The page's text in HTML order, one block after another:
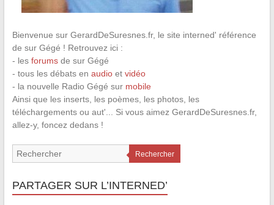
Bienvenue sur GerardDeSuresnes.fr, le site interned' référence
de sur Gégé ! Retrouvez ici :
- les forumsde sur Gégé
- tous les débats en audioet vidéo
- la nouvelle Radio Gégé sur mobile
Ainsi que les inserts, les poèmes, les photos, les
téléchargements ou aut'... Si vous aimez GerardDeSuresnes.fr,
allez-y, foncez dedans !
Rechercher
PARTAGER SUR L’INTERNED’